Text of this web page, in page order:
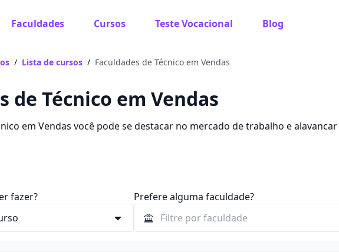
Faculdades Cursos Teste Vocacional Blog
/ Lista de cursos / Faculdades de Técnico em Vendas
de Técnico em Vendas
em Vendas você pode se destacar no mercado de trabalho e
fazer? Prefere alguma faculdade?